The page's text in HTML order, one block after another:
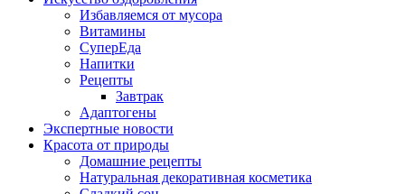
Избавляемся от мусора
Витамины
СуперЕда
Напитки
Рецепты
Завтрак
Адаптогены
Экспертные новости
Красота от природы
Домашние рецепты
Натуральная декоративная косметика